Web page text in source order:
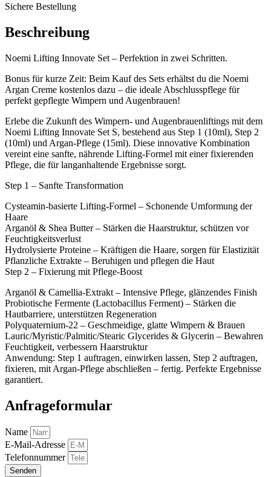
Sichere Bestellung
Beschreibung
Noemi Lifting Innovate Set – Perfektion in zwei Schritten.
Bonus für kurze Zeit: Beim Kauf des Sets erhältst du die Noemi
Argan Creme kostenlos dazu – die ideale Abschlusspflege für
perfekt gepflegte Wimpern und Augenbrauen!
Erlebe die Zukunft des Wimpern- und Augenbrauenliftings mit dem
Noemi Lifting Innovate Set S, bestehend aus Step 1 (10ml), Step 2
(10ml) und Argan-Pflege (15ml). Diese innovative Kombination
vereint eine sanfte, nährende Lifting-Formel mit einer fixierenden
Pflege, die für langanhaltende Ergebnisse sorgt.
Step 1 – Sanfte Transformation
Cysteamin-basierte Lifting-Formel – Schonende Umformung der
Haare
Arganöl & Shea Butter – Stärken die Haarstruktur, schützen vor
Feuchtigkeitsverlust
Hydrolysierte Proteine – Kräftigen die Haare, sorgen für Elastizität
Pflanzliche Extrakte – Beruhigen und pflegen die Haut
Step 2 – Fixierung mit Pflege-Boost
Arganöl & Camellia-Extrakt – Intensive Pflege, glänzendes Finish
Probiotische Fermente (Lactobacillus Ferment) – Stärken die
Hautbarriere, unterstützen Regeneration
Polyquaternium-22 – Geschmeidige, glatte Wimpern & Brauen
Lauric/Myristic/Palmitic/Stearic Glycerides & Glycerin – Bewahren
Feuchtigkeit, verbessern Haarstruktur
Anwendung: Step 1 auftragen, einwirken lassen, Step 2 auftragen,
fixieren, mit Argan-Pflege abschließen – fertig. Perfekte Ergebnisse
garantiert.
Anfrageformular
Name
E-Mail-Adresse
Telefonnummer
Senden